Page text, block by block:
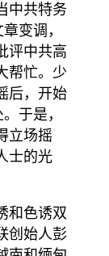
中共特务
变调，
评中共高
帮忙。少
后，开始
于是，
立场摇
士的光
和色诱双
创始人彭